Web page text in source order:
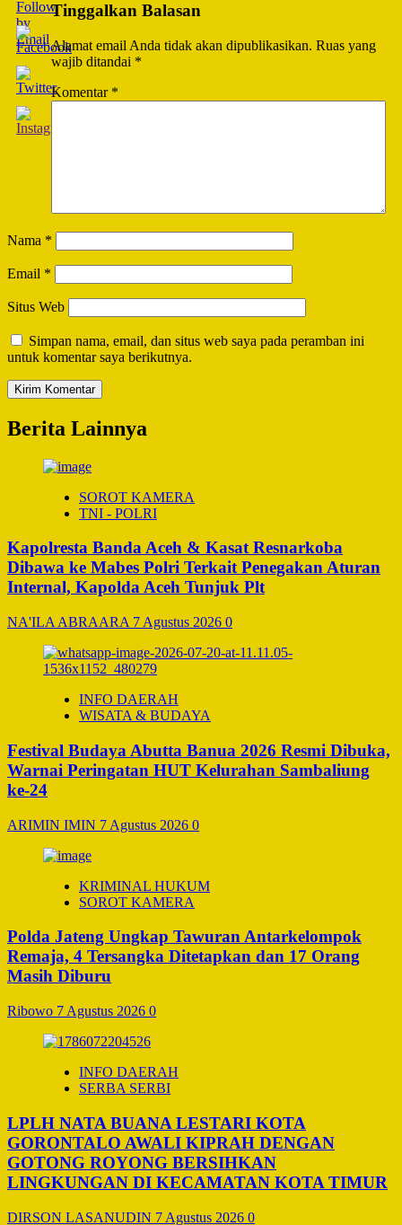
Tinggalkan Balasan
Alamat email Anda tidak akan dipublikasikan. Ruas yang
wajib ditandai *
Komentar *
Nama *
Email *
Situs Web
Simpan nama, email, dan situs web saya pada peramban ini
untuk komentar saya berikutnya.
Berita Lainnya
SOROT KAMERA
TNI - POLRI
Kapolresta Banda Aceh & Kasat Resnarkoba
Dibawa ke Mabes Polri Terkait Penegakan Aturan
Internal, Kapolda Aceh Tunjuk Plt
NA'ILA ABRAARA 7 Agustus 2026 0
INFO DAERAH
WISATA & BUDAYA
Festival Budaya Abutta Banua 2026 Resmi Dibuka,
Warnai Peringatan HUT Kelurahan Sambaliung
ke-24
ARIMIN IMIN 7 Agustus 2026 0
KRIMINAL HUKUM
SOROT KAMERA
Polda Jateng Ungkap Tawuran Antarkelompok
Remaja, 4 Tersangka Ditetapkan dan 17 Orang
Masih Diburu
Ribowo 7 Agustus 2026 0
INFO DAERAH
SERBA SERBI
LPLH NATA BUANA LESTARI KOTA
GORONTALO AWALI KIPRAH DENGAN
GOTONG ROYONG BERSIHKAN
LINGKUNGAN DI KECAMATAN KOTA TIMUR
DIRSON LASANUDIN 7 Agustus 2026 0